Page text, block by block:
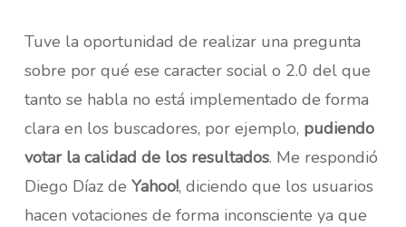
Tuve la oportunidad de realizar una pregunta
sobre por qué ese caracter social o 2.0 del que
tanto se habla no está implementado de forma
clara en los buscadores, por ejemplo, pudiendo
votar la calidad de los resultados. Me respondió
Diego Díaz de Yahoo!, diciendo que los usuarios
hacen votaciones de forma inconsciente ya que